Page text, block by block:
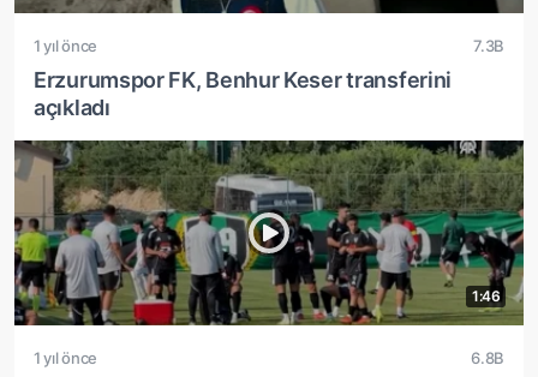
1 yıl önce 7.3B
Erzurumspor FK, Benhur Keser transferini
açıkladı
1:46
1 yıl önce 6.8B